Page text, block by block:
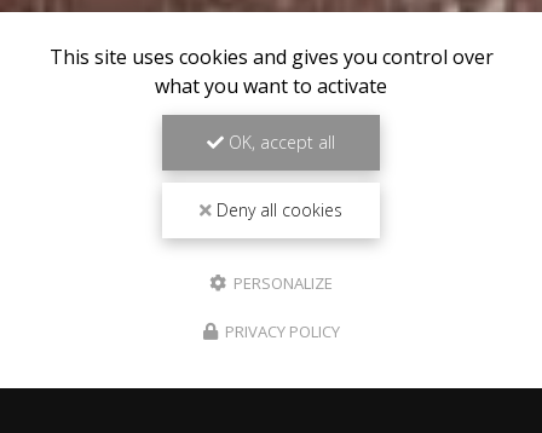
This site uses cookies and gives you control over
what you want to activate
OK, accept all
Deny all cookies
PERSONALIZE
PRIVACY POLICY